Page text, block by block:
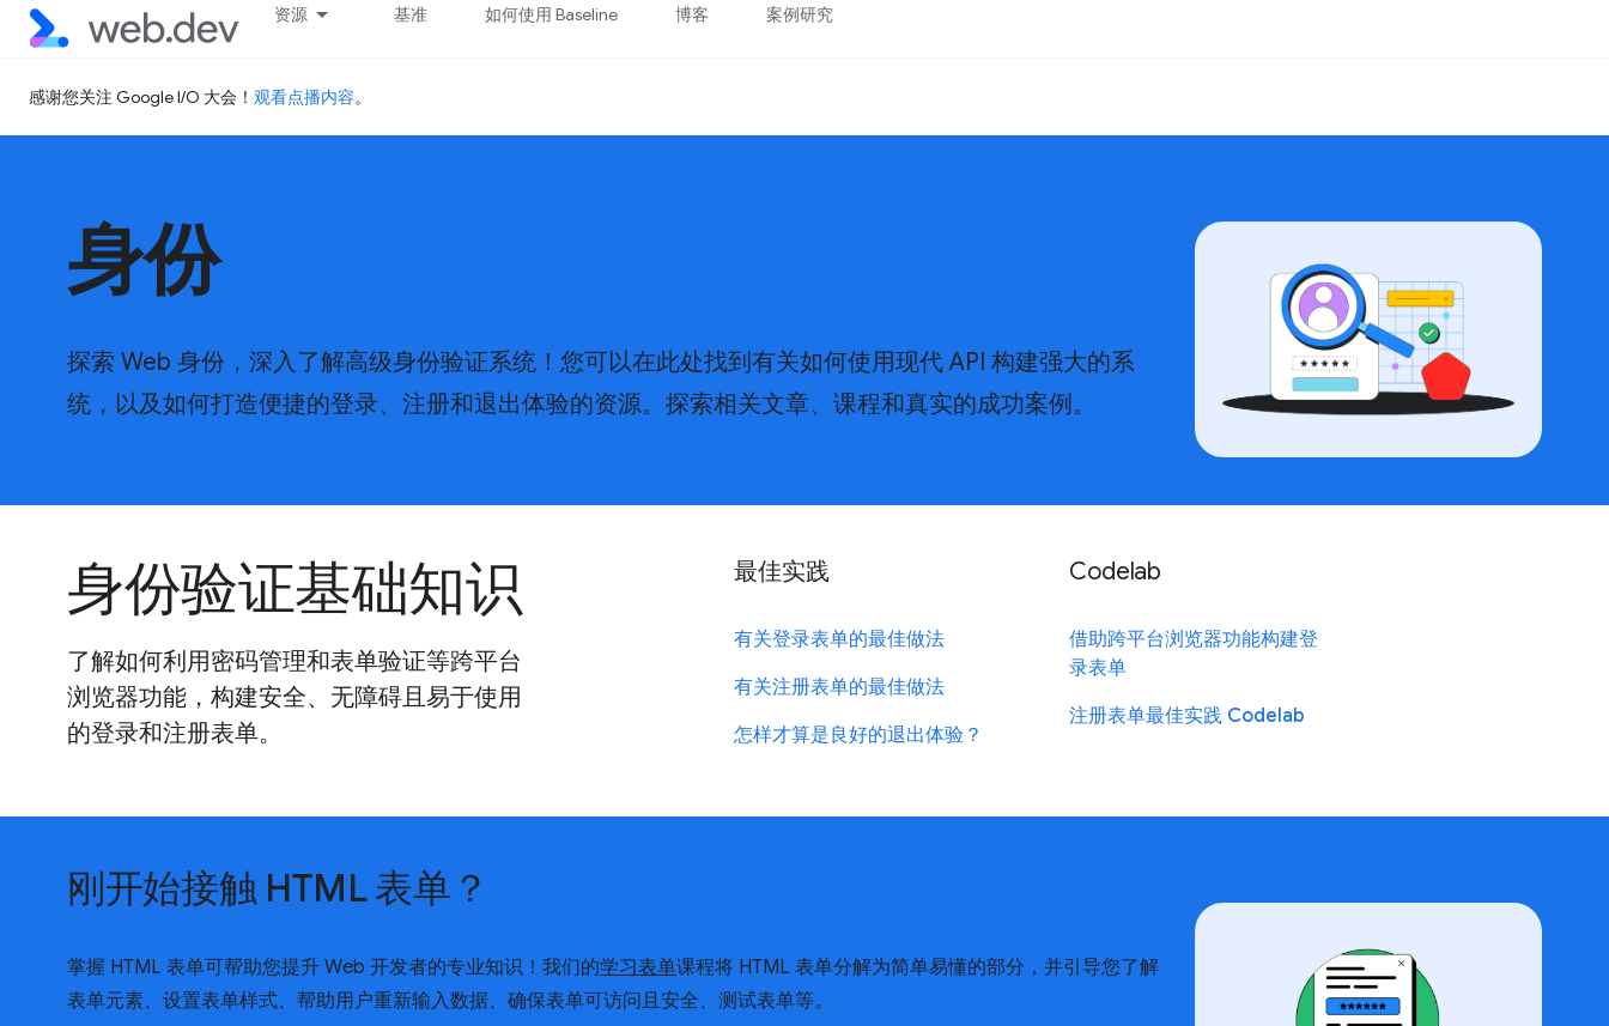
资源 基准 如何使用 Baseline 博客 案例研究
感谢您关注 Google I/O 大会！ 观看点播内容。
身份
探索 Web 身份，深入了解高级身份验证系统！您可以在此处找到有关如何使用现代 API 构建强大的系
统，以及如何打造便捷的登录、注册和退出体验的资源。探索相关文章、课程和真实的成功案例。
身份验证基础知识
了解如何利用密码管理和表单验证等跨平台
浏览器功能，构建安全、无障碍且易于使用
的登录和注册表单。
最佳实践
有关登录表单的最佳做法
有关注册表单的最佳做法
怎样才算是良好的退出体验？
Codelab
借助跨平台浏览器功能构建登
录表单
注册表单最佳实践 Codelab
刚开始接触 HTML 表单？
掌握 HTML 表单可帮助您提升 Web 开发者的专业知识！我们的学习表单课程将 HTML 表单分解为简单易懂的部分，并引导您了解
表单元素、设置表单样式、帮助用户重新输入数据、确保表单可访问且安全、测试表单等。